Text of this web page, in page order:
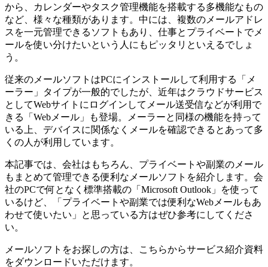
から、カレンダーやタスク管理機能を搭載する多機能なもの
など、様々な種類があります。中には、複数のメールアドレ
スを一元管理できるソフトもあり、仕事とプライベートでメ
ールを使い分けたいという人にもピッタリといえるでしょ
う。
従来のメールソフトはPCにインストールして利用する「メ
ーラー」タイプが一般的でしたが、近年はクラウドサービス
としてWebサイトにログインしてメール送受信などが利用で
きる「Webメール」も登場。メーラーと同様の機能を持って
いる上、デバイスに関係なくメールを確認できるとあって多
くの人が利用しています。
本記事では、会社はもちろん、プライベートや副業のメール
もまとめて管理できる便利なメールソフトを紹介します。会
社のPCで何となく標準搭載の「Microsoft Outlook」を使って
いるけど、「プライベートや副業では便利なWebメールもあ
わせて使いたい」と思っている方はぜひ参考にしてくださ
い。
メールソフトをお探しの方は、こちらからサービス紹介資料
をダウンロードいただけます。